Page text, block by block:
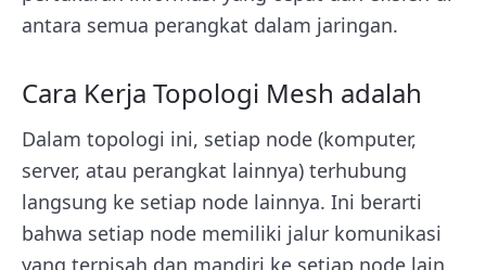
antara semua perangkat dalam jaringan.
Cara Kerja Topologi Mesh adalah
Dalam topologi ini, setiap node (komputer,
server, atau perangkat lainnya) terhubung
langsung ke setiap node lainnya. Ini berarti
bahwa setiap node memiliki jalur komunikasi
yang terpisah dan mandiri ke setiap node lain